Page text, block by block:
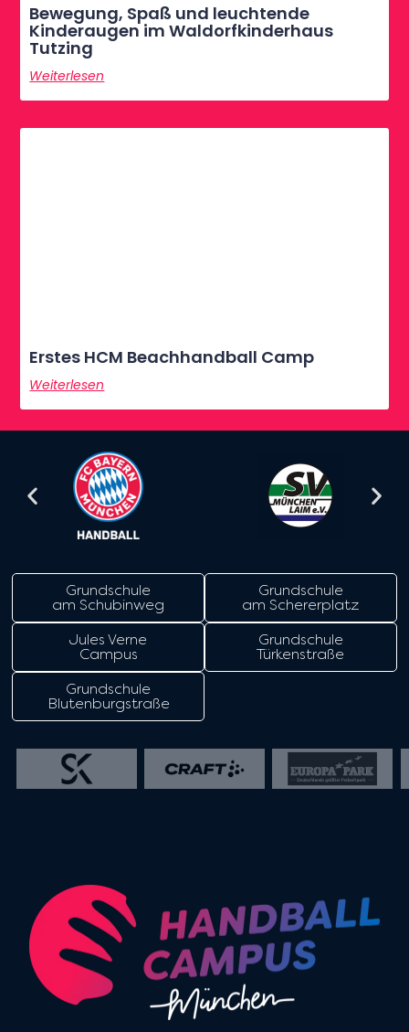
Bewegung, Spaß und leuchtende
Kinderaugen im Waldorfkinderhaus
Tutzing
Weiterlesen
Erstes HCM Beachhandball Camp
Weiterlesen
Grundschule
am Schubinweg
Grundschule
am Schererplatz
Jules Verne
Campus
Grundschule
Türkenstraße
Grundschule
Blutenburgstraße